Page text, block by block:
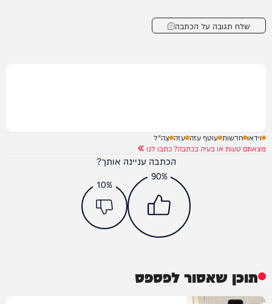
שלח תגובה על הכתבה
וידאו חדשות עוטף עזה עזה צה"ל
מצאתם טעות או בעיה בכתבה? כתבו לנו
הכתבה עניינה אותך?
90%
10%
תוכן שאסור לפספס